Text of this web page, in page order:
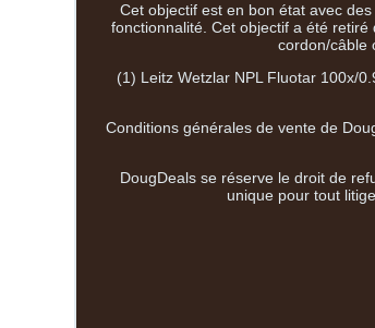
Cet objectif est en bon état avec
fonctionnalité. Cet objectif a été
cordon/câble
(1) Leitz Wetzlar NPL Fluotar 100x/
Conditions générales de vente de
DougDeals se réserve le droit de
unique pour tout